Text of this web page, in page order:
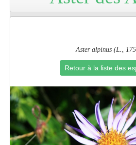
Aster alpinus (L.,
Retour à la liste des